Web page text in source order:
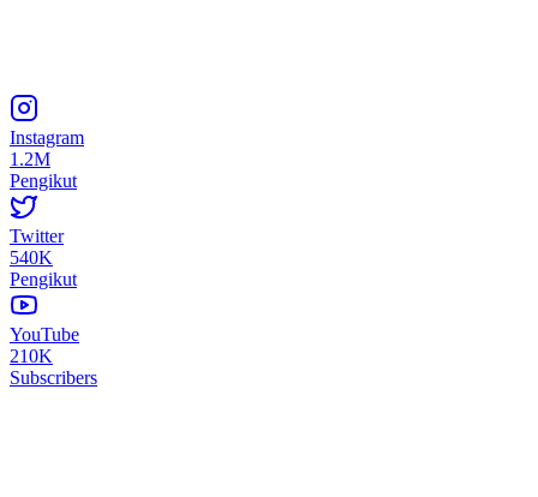
Instagram
1.2M
Pengikut
Twitter
540K
Pengikut
YouTube
210K
Subscribers